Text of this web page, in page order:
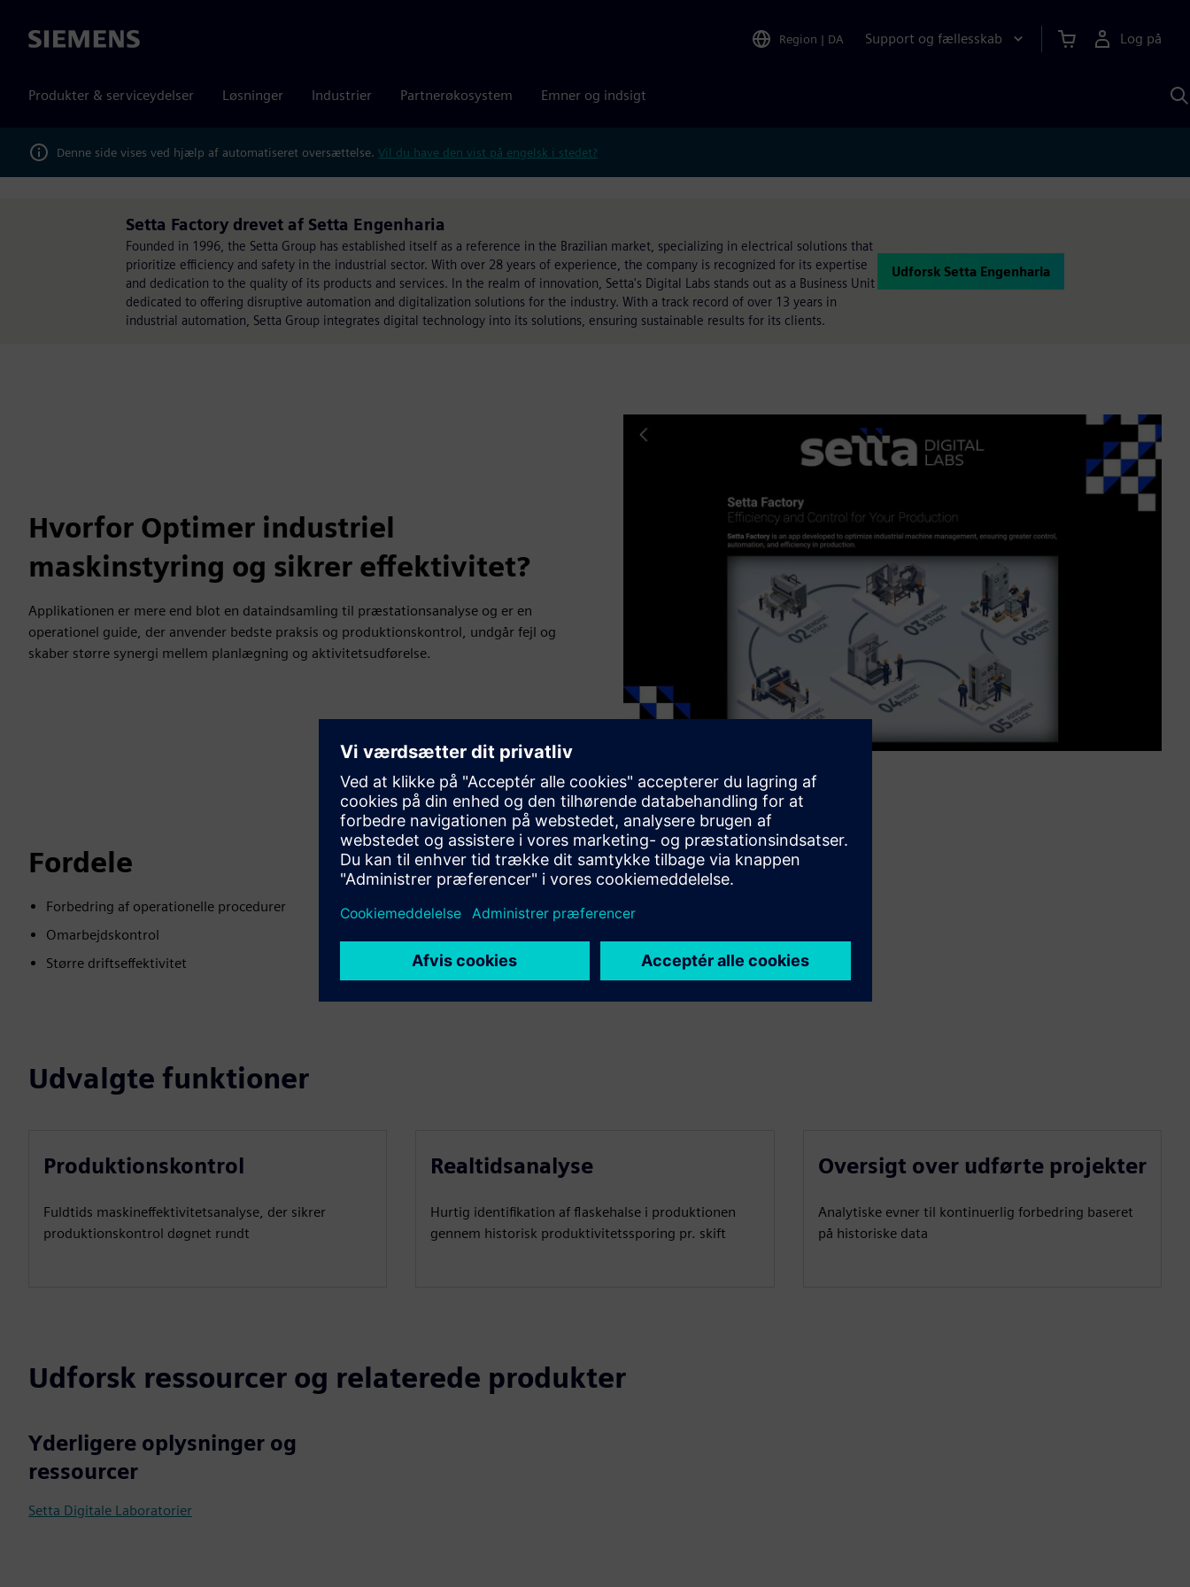
Siemens Region | DA Support og fællesskab Log på
Produkter & serviceydelser Løsninger Industrier Partnerøkosystem Emner og indsigt
Denne side vises ved hjælp af automatiseret oversættelse. Vil du have den vist på engelsk i stedet?
Setta Factory drevet af Setta Engenharia
Founded in 1996, the Setta Group has established itself as a reference in the Brazilian market, specializing in electrical solutions that
prioritize efficiency and safety in the industrial sector. With over 28 years of experience, the company is recognized for its expertise
and dedication to the quality of its products and services. In the realm of innovation, Setta's Digital Labs stands out as a Business Unit
dedicated to offering disruptive automation and digitalization solutions for the industry. With a track record of over 13 years in
industrial automation, Setta Group integrates digital technology into its solutions, ensuring sustainable results for its clients.
Udforsk Setta Engenharia
Hvorfor Optimer industriel
maskinstyring og sikrer effektivitet?
Applikationen er mere end blot en dataindsamling til præstationsanalyse og er en
operationel guide, der anvender bedste praksis og produktionskontrol, undgår fejl og
skaber større synergi mellem planlægning og aktivitetsudførelse.
Fordele
Forbedring af operationelle procedurer
Omarbejdskontrol
Større driftseffektivitet
Udvalgte funktioner
Produktionskontrol
Fuldtids maskineffektivitetsanalyse, der sikrer
produktionskontrol døgnet rundt
Realtidsanalyse
Hurtig identifikation af flaskehalse i produktionen
gennem historisk produktivitetssporing pr. skift
Oversigt over udførte projekter
Analytiske evner til kontinuerlig forbedring baseret
på historiske data
Udforsk ressourcer og relaterede produkter
Yderligere oplysninger og
ressourcer
Setta Digitale Laboratorier